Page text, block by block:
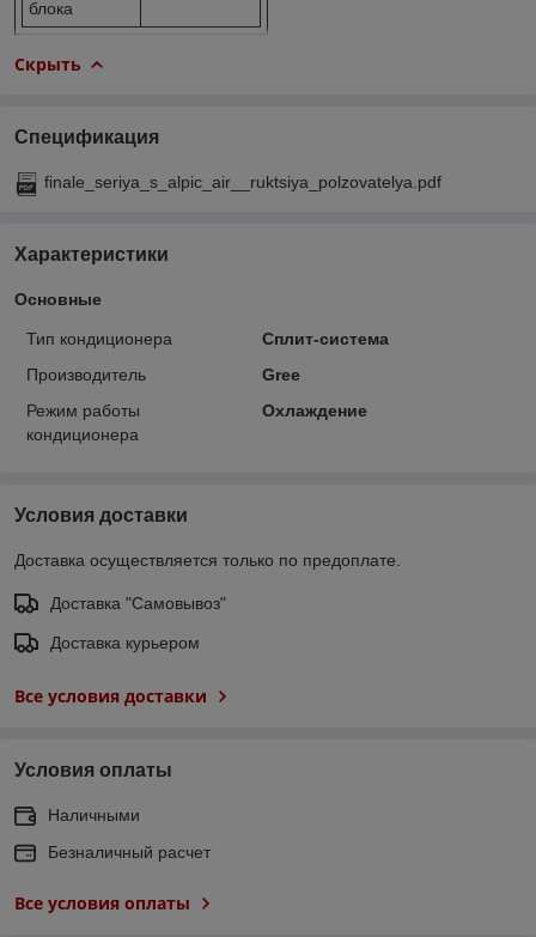
блока
Скрыть
Спецификация
finale_seriya_s_alpic_air__ruktsiya_polzovatelya.pdf
Характеристики
Основные
Тип кондиционера
Сплит-система
Производитель
Gree
Режим работы
кондиционера
Охлаждение
Условия доставки
Доставка осуществляется только по предоплате.
Доставка "Самовывоз"
Доставка курьером
Все условия доставки
Условия оплаты
Наличными
Безналичный расчет
Все условия оплаты